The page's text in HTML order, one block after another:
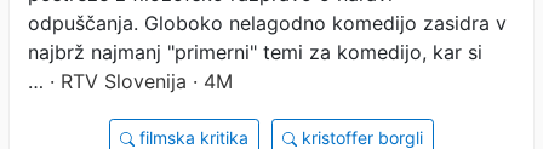
odpuščanja. Globoko nelagodno komedijo zasidra v
najbrž najmanj "primerni" temi za komedijo, kar si
… · RTV Slovenija · 4M
filmska kritika kristoffer borgli